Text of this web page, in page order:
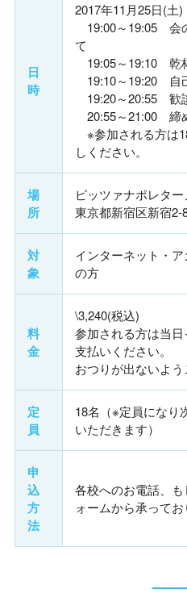
日
時
2017年11月25日(土)
19:00～19:05 会
て
19:05～19:10 乾
19:10～19:20 自
19:20～20:55 歓
20:55～21:00 締
※参加される方は
しください。
場
所
ピッツァナポレタ
東京都新宿区新宿2-
対
象
インターネット・
の方
料
金
\3,240(税込)
参加される方は当
支払いください。
おつりが出ないよう
定
員
18名（※定員になり
いただきます）
申
込
方
法
各校へのお電話、
ォームから承ってお